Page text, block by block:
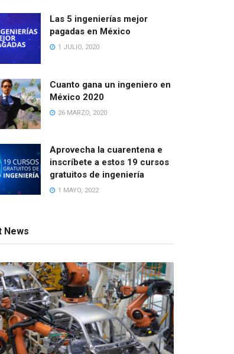
Las 5 ingenierías mejor
pagadas en México
1 JULIO, 2020
Cuanto gana un ingeniero en
México 2020
26 MARZO, 2020
Aprovecha la cuarentena e
inscríbete a estos 19 cursos
gratuitos de ingeniería
1 MAYO, 2022
News